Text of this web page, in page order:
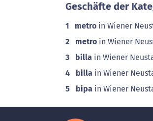
Geschäfte der
1 metro in Wiener
2 metro in Wiener
3 billa in Wiener
4 billa in Wiener
5 bipa in Wiener